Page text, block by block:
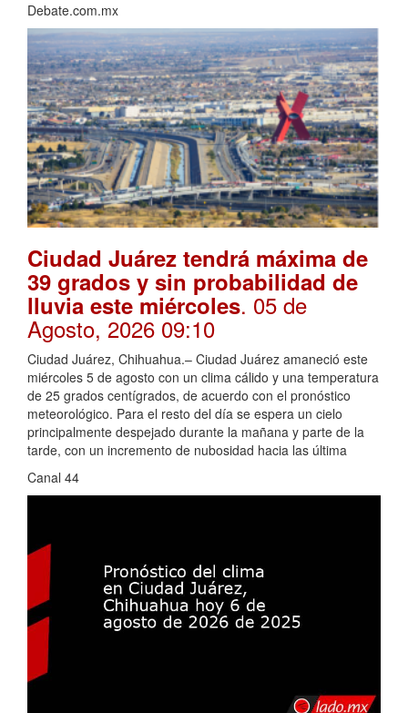
Debate.com.mx
Ciudad Juárez tendrá máxima de
39 grados y sin probabilidad de
lluvia este miércoles. 05 de
Agosto, 2026 09:10
Ciudad Juárez, Chihuahua.– Ciudad Juárez amaneció este
miércoles 5 de agosto con un clima cálido y una temperatura
de 25 grados centígrados, de acuerdo con el pronóstico
meteorológico. Para el resto del día se espera un cielo
principalmente despejado durante la mañana y parte de la
tarde, con un incremento de nubosidad hacia las última
Canal 44